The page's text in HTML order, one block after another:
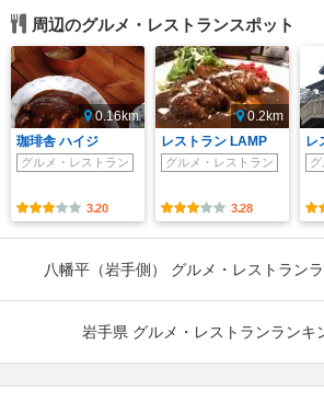
周辺のグルメ・レストランスポット
0.16km
珈琲舎 ハイジ
グルメ・レストラン
3.20
0.2km
レストラン LAMP
グルメ・レストラン
3.28
レ
八幡平（岩手側） グルメ・レストラン
岩手県 グルメ・レストランランキ